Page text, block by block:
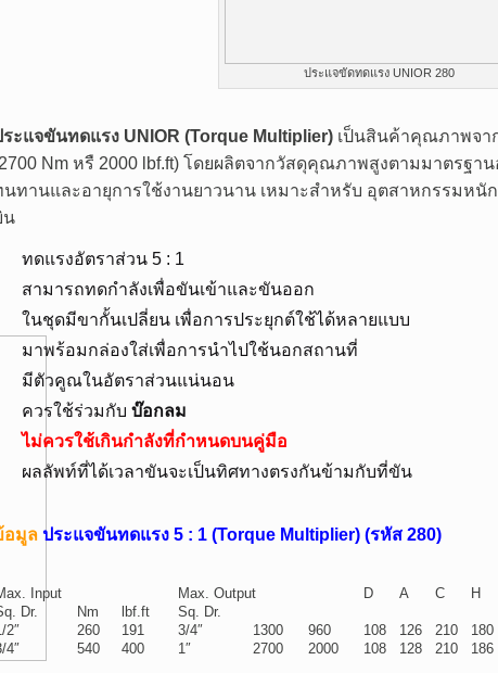
ประแจขัดทดแรง UNIOR 280
ะแจขันทดแรง UNIOR (Torque Multiplier) เป็นสินค้าคุณภาพจา
Nm หรื 2000 lbf.ft) โดยผลิตจากวัสดุคุณภาพสูงตามมาตรฐา
ทานและอายุการใช้งานยาวนาน เหมาะสำหรับ อุตสาหกรรมหนัก
น
ทดแรงอัตราส่วน 5 : 1
สามารถทดกำลังเพื่อขันเข้าและขันออก
ในชุดมีขากั้นเปลี่ยน เพื่อการประยุกต์ใช้ได้หลายแบบ
มาพร้อมกล่องใส่เพื่อการนำไปใช้นอกสถานที่
มีตัวคูณในอัตราส่วนแน่นอน
ควรใช้ร่วมกับ บ๊อกลม
ไม่ควรใช้เกินกำลังที่กำหนดบนคู่มือ
ผลลัพท์ที่ได้เวลาขันจะเป็นทิศทางตรงกันข้ามกับที่ขัน
อมูล ประแจขันทดแรง 5 : 1 (Torque Multiplier) (รหัส 280)
Input Max. Output D A C
H
Dr.
Nm lbf.ft
Sq. Dr.
2″
260 191 3/4″ 1300 960 108 126 210
180
4″
540 400 1″ 2700 2000 108 128 210 186